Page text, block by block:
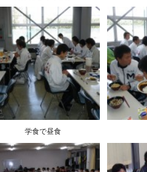
学食で昼食